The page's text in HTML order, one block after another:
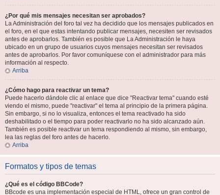
¿Por qué mis mensajes necesitan ser aprobados?
La Administración del foro tal vez ha decidido que los mensajes publicados en
el foro, en el que estas intentando publicar mensajes, necesiten ser revisados
antes de aprobarlos. También es posible que La Administración le haya
ubicado en un grupo de usuarios cuyos mensajes necesitan ser revisados
antes de aprobarlos. Por favor comuníquese con el administrador para más
información al respecto.
Arriba
¿Cómo hago para reactivar un tema?
Puede hacerlo dándole clic al enlace que dice "Reactivar tema" cuando esté
viendo el mismo, puede "reactivar" el tema al principio de la primera página.
Sin embargo, si no lo visualiza, entonces el tema reactivado ha sido
deshabilitado o el tiempo para poder reactivarlo no ha sido alcanzado aún.
También es posible reactivar un tema respondiendo al mismo, sin embargo,
lea las reglas del foro antes de hacerlo.
Arriba
Formatos y tipos de temas
¿Qué es el código BBCode?
BBcode es una implementación especial de HTML, ofrece un gran control de